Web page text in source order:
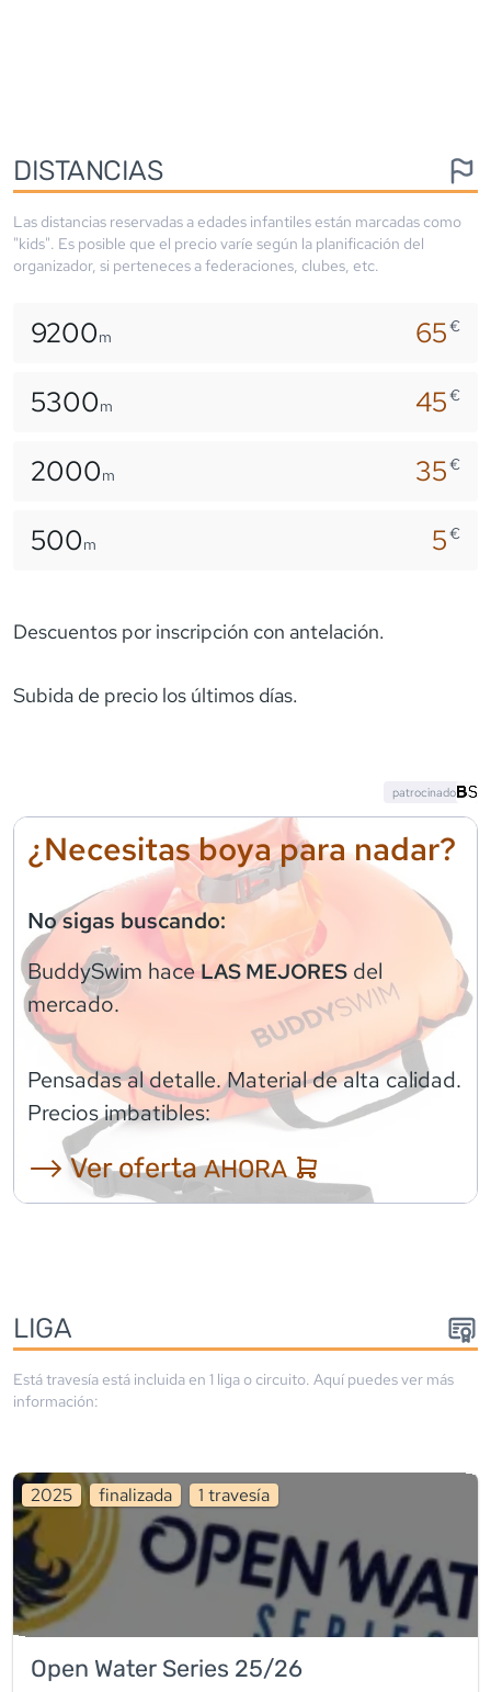
DISTANCIAS
Las distancias reservadas a edades infantiles están marcadas como
"kids". Es posible que el precio varíe según la planificación del
organizador, si perteneces a federaciones, clubes, etc.
9200m 65€
5300m 45€
2000m 35€
500m 5€
Descuentos por inscripción con antelación.
Subida de precio los últimos días.
¿Necesitas boya para nadar?
No sigas buscando:
BuddySwim haceLAS MEJORES del
mercado.
Pensadas al detalle. Material de alta calidad.
Precios imbatibles:
⟶ Ver ofertaAHORA
patrocinado
LIGA
Está travesía está incluida en 1 liga o circuito. Aquí puedes ver más
información:
2025 finalizada 1 travesía
Open Water Series 25/26